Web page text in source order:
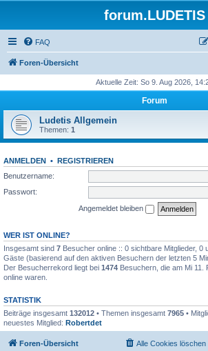
forum.LUDETIS
FAQ
Foren-Übersicht
Aktuelle Zeit: So 9. Aug 2026,
Forum
Ludetis Allgemein
Themen: 1
ANMELDEN • REGISTRIEREN
Benutzername:
Passwort:
Angemeldet bleiben
WER IST ONLINE?
Insgesamt sind 7 Besucher online :: 0 sichtbare Mitglieder, 0
Gäste (basierend auf den aktiven Besuchern der letzten 5
Der Besucherrekord liegt bei 1474 Besuchern, die am Mi 11.
online waren.
STATISTIK
Beiträge insgesamt 132012 • Themen insgesamt 7965 •
neuestes Mitglied: Robertdet
Foren-Übersicht Alle Cookies löschen